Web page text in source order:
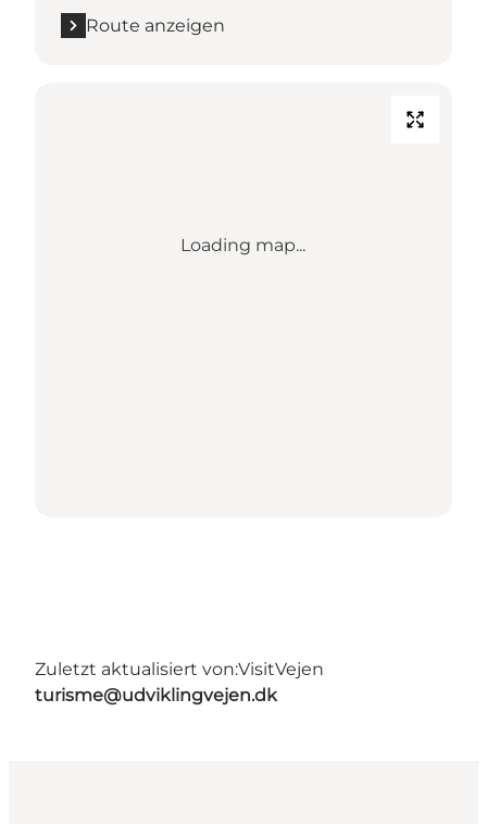
Route anzeigen
Loading map...
Zuletzt aktualisiert von:VisitVejen
turisme@udviklingvejen.dk